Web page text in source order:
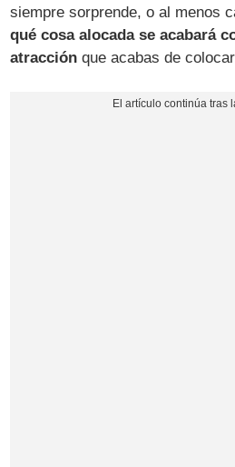
siempre sorprende, o al menos
qué cosa alocada se acabará
atracción que acabas de